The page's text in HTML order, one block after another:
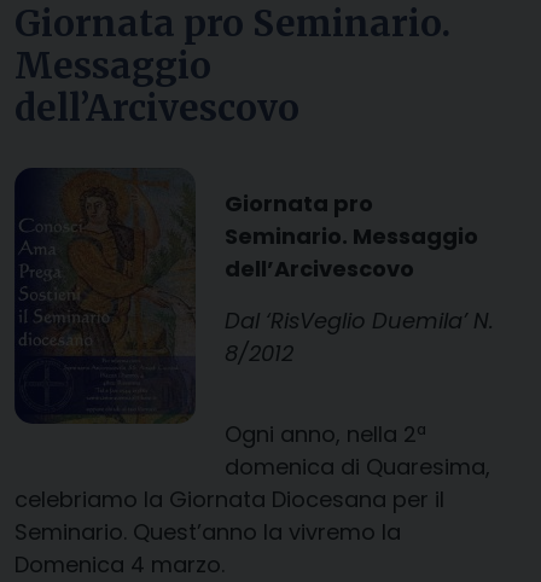
Giornata pro Seminario.
Messaggio
dell’Arcivescovo
Giornata pro
Seminario. Messaggio
dell’Arcivescovo
Dal ‘RisVeglio Duemila’ N.
8/2012
Ogni anno, nella 2ª
domenica di Quaresima,
celebriamo la Giornata Diocesana per il
Seminario. Quest’anno la vivremo la
Domenica 4 marzo.